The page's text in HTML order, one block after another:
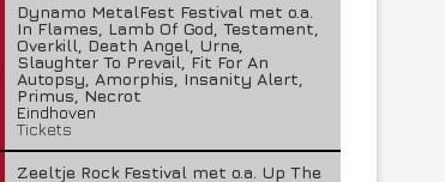
Dynamo MetalFest Festival met o.a.
In Flames, Lamb Of God, Testament,
Overkill, Death Angel, Urne,
Slaughter To Prevail, Fit For An
Autopsy, Amorphis, Insanity Alert,
Primus, Necrot
Eindhoven
Tickets
Zeeltje Rock Festival met o.a. Up The